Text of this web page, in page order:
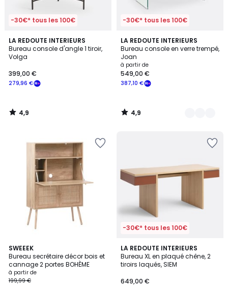
-30€* tous les 100€
LA REDOUTE INTERIEURS
Bureau console d'angle 1 tiroir,
Volga
279,96 €
399,00 €
4,9
/ 5
4,9
/
-30€* tous les 100€
LA REDOUTE INTERIEURS
Bureau console en verre trempé,
Joan
à partir de
387,10 €
549,00 €
4,9
/ 5
2
Couleurs
4,9
/
SWEEEK
Bureau secrétaire décor bois et
cannage 2 portes BOHÈME
à partir de
199,99 €
4,6
/ 5
2
Couleurs
-30€* tous les 100€
LA REDOUTE INTERIEURS
Bureau XL en plaqué chêne, 2
tiroirs laqués, SIEM
649,00 €
3
/
5